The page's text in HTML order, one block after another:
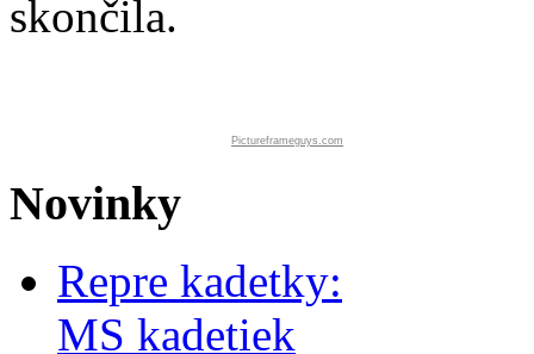
skončila.
Pictureframeguys.com
Novinky
Repre kadetky:
MS kadetiek